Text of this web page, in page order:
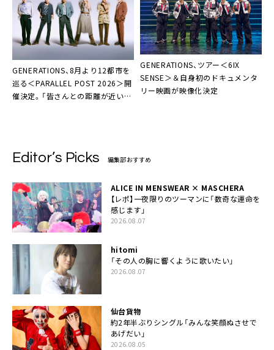
GENERATIONS、8月より12都市を
巡る＜PARALLEL POST 2026＞開
催決定。「皆さんとの距離が近いラ
GENERATIONS、ツアー＜6IX
SENSE＞＆自身初のドキュメンタ
リー映画が映像化決定
Editor’s Picks 編集部おすすめ
ALICE IN MENSWEAR × MASCHERA
【レポ】一夜限りのツーマンに「数奇な運命を
感じます」
2026.08.07
hitomi
「その人の胸に響くように歌いたい」
2026.08.07
仙台貨物
約2年半ぶりシングル「みんな笑顔ぬさせで
あげだい」
2026.08.05